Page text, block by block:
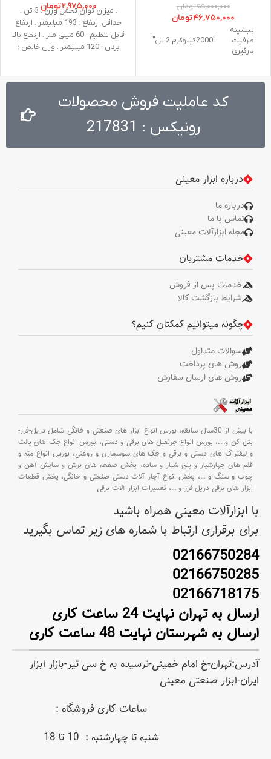
۵۵,۰۰۰,۰۰۰تومان
۴۶,۷۵۰,۰۰۰تومان
بیشینه
ظرفیت
بارگیری
"2000کیلوگرم 2 تن"
در
شده
جنس
جنس
چرخ ها
متر
تعداد
ظرفیت
قابل
باگیری
2 تن
خالص
"بسته بندی1:
کیلوگرم وزن کلی :
وزن
ناخالص
23.96 کیلوگرم
بسته بندی2: 69.1
کیلوگرم وزن کلی :
93.06 کیلوگرم"
بسته
بندی
۲,۹۷۵,۰۰۰تومان
. میزان توان تحمل وزن : 3 تن .
حداقل ارتفاع : 193 میلیمتر . ارتفاع
قابل تنظیم : 60 میلی متر . ارتفاع بالا
بردن : 120 میلیمتر . وزن خالص :
کد عاملیت فروش محصولات
رونیکس : 217831
درباره ابزار معینی
درباره ما
تماس با ما
مجله ابزارآلات معینی
خدمات مشتریان
خدمات پس از فروش
شرایط بازگشت کالا
چگونه میتوانیم کمکتان کنیم؟
سوالات متداول
روش های پرداخت
روش های ارسال سفارش
با بیش از 30سال سابقه،
بورس انواع ابزار های صنعتی و خانگی شامل دریل-فرز-
بتن کن و….، بورس انواع جرثقیل های برقی و دستی، بورس انواع جک های پالت
و لیفتراک های دستی و برقی و جک های سوسماری و روغنی، بورس انواع مته و
قلم های چهارشیار و پنج شیار و ساده، پخش صفحه های برش و سایش آهن و
چوب و سنگ و …، پخش انواع آچار آلات دستی صنعتی و خانگی، پخش قطعات
ابزار های برقی دریل-فرز و …، تعمیرات ابزار آلات برقی
با ابزارآلات معینی همراه باشید
برای برقراری ارتباط با شماره های زیر تماس بگیرید
02166750284
02166750285
02166718175
ارسال به تهران نهایت 24 ساعت کاری
ارسال به شهرستان نهایت 48 ساعت کاری
آدرس:تهران-خ امام خمینی-نرسیده به خ سی تیر-بازار ابزار
ایران-ابزار صنعتی معینی
ساعات کاری فروشگاه :
شنبه تا چهارشنبه : 10 تا 18